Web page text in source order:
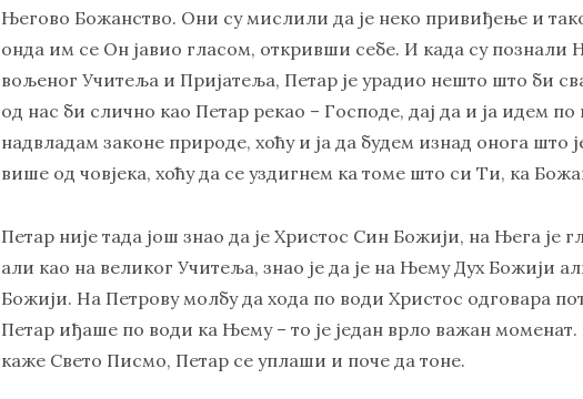
Његово Божанство. Они су мислили да је неко привиђење и
онда им се Он јавио гласом, откривши себе. И када су познали
вољеног Учитеља и Пријатеља, Петар је урадио нешто што би
од нас би слично као Петар рекао – Господе, дај да и ја идем по
надвладам законе природе, хоћу и ја да будем изнад онога што
више од човјека, хоћу да се уздигнем ка томе што си Ти, ка
Петар није тада још знао да је Христос Син Божији, на Њега је
али као на великог Учитеља, знао је да је на Њему Дух Божији
Божији. На Петрову молбу да хода по води Христос одговара
Петар иђаше по води ка Њему – то је један врло важан моменат.
каже Свето Писмо, Петар се уплаши и поче да тоне.